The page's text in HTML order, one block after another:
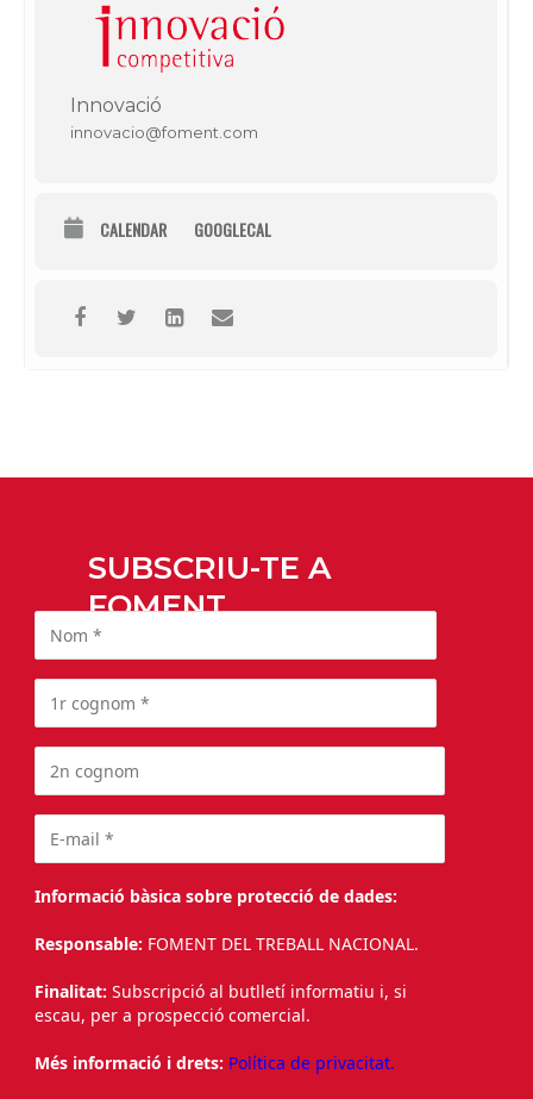
Innovació
innovacio@foment.com
CALENDAR GOOGLECAL
SUBSCRIU-TE A
FOMENT
Informació bàsica sobre protecció de dades:
Responsable: FOMENT DEL TREBALL NACIONAL.
Finalitat: Subscripció al butlletí informatiu i, si
escau, per a prospecció comercial.
Més informació i drets: Política de privacitat.